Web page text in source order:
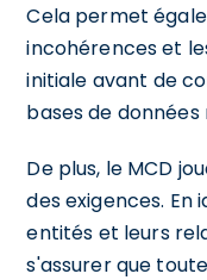
Cela permet
incohérences et
initiale avant de
bases de données
De plus, le MCD
des exigences.
entités et leurs
s'assurer que